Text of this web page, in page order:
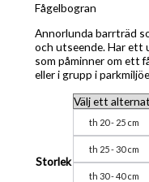
Fågelbogran
Annorlunda barrträd
och utseende. Har
som påminner om ett
eller i grupp i
Storlek
th 20 - 25 cm
th 25 - 30 cm
th 30 - 40 cm